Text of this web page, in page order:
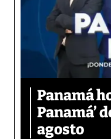
Panamá
Panamá’
agosto